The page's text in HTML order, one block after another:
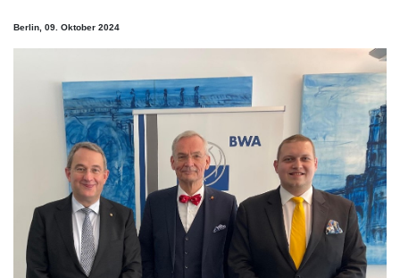
Berlin, 09. Oktober 2024